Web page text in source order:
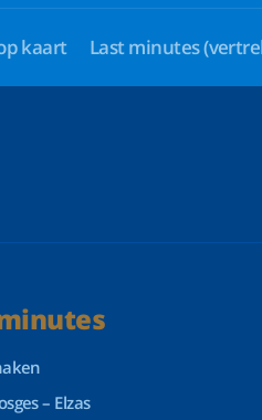
kaart Last minutes
– Elzas